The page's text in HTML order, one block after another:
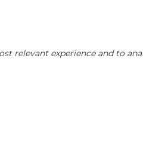
relevant experience and to